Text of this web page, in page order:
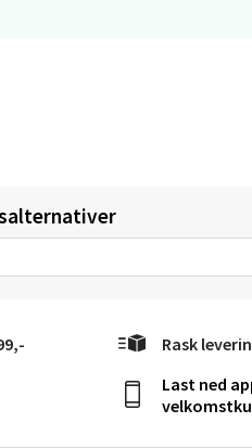
Rask
Last ned